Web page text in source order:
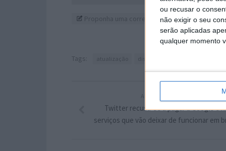
ou recusar o
não exigir o seu
serão aplicadas
qualquer momento
Proponha uma correção, faça uma sugestão
Tags: display
ARTIGO ANTERIOR
Twitter recusa-se a pagar à Google e
serviços que vão deixar de funcionar em